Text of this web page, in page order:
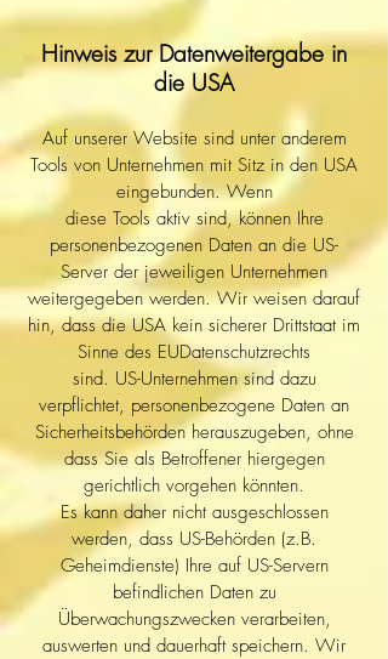
Hinweis zur Datenweitergabe in
die USA
Auf unserer Website sind unter anderem
Tools von Unternehmen mit Sitz in den USA
eingebunden. Wenn
diese Tools aktiv sind, können Ihre
personenbezogenen Daten an die US-
Server der jeweiligen Unternehmen
weitergegeben werden. Wir weisen darauf
hin, dass die USA kein sicherer Drittstaat im
Sinne des EUDatenschutzrechts
sind. US-Unternehmen sind dazu
verpflichtet, personenbezogene Daten an
Sicherheitsbehörden herauszugeben, ohne
dass Sie als Betroffener hiergegen
gerichtlich vorgehen könnten.
Es kann daher nicht ausgeschlossen
werden, dass US-Behörden (z.B.
Geheimdienste) Ihre auf US-Servern
befindlichen Daten zu
Überwachungszwecken verarbeiten,
auswerten und dauerhaft speichern. Wir